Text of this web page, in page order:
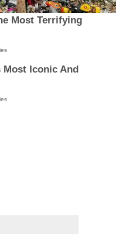
Most Terrifying
Most Iconic And